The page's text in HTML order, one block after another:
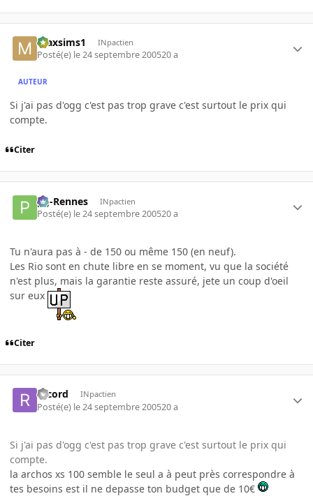
maxsims1 INpactien
Posté(e) le 24 septembre 200520 a
AUTEUR
Si j'ai pas d'ogg c'est pas trop grave c'est surtout le prix qui
compte.
Citer
pg-Rennes INpactien
Posté(e) le 24 septembre 200520 a
Tu n'aura pas à - de 150 ou même 150 (en neuf).
Les Rio sont en chute libre en se moment, vu que la société
n'est plus, mais la garantie reste assuré, jete un coup d'oeil
sur eux
Citer
record INpactien
Posté(e) le 24 septembre 200520 a
Si j'ai pas d'ogg c'est pas trop grave c'est surtout le prix qui
compte.
la archos xs 100 semble le seul a à peut près correspondre à
tes besoins est il ne depasse ton budget que de 10€